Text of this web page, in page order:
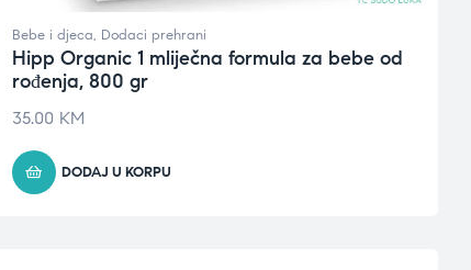
Bebe i djeca, Dodaci prehrani
Hipp Organic 1 mliječna formula za bebe od
rođenja, 800 gr
35.00 KM
DODAJ U KORPU